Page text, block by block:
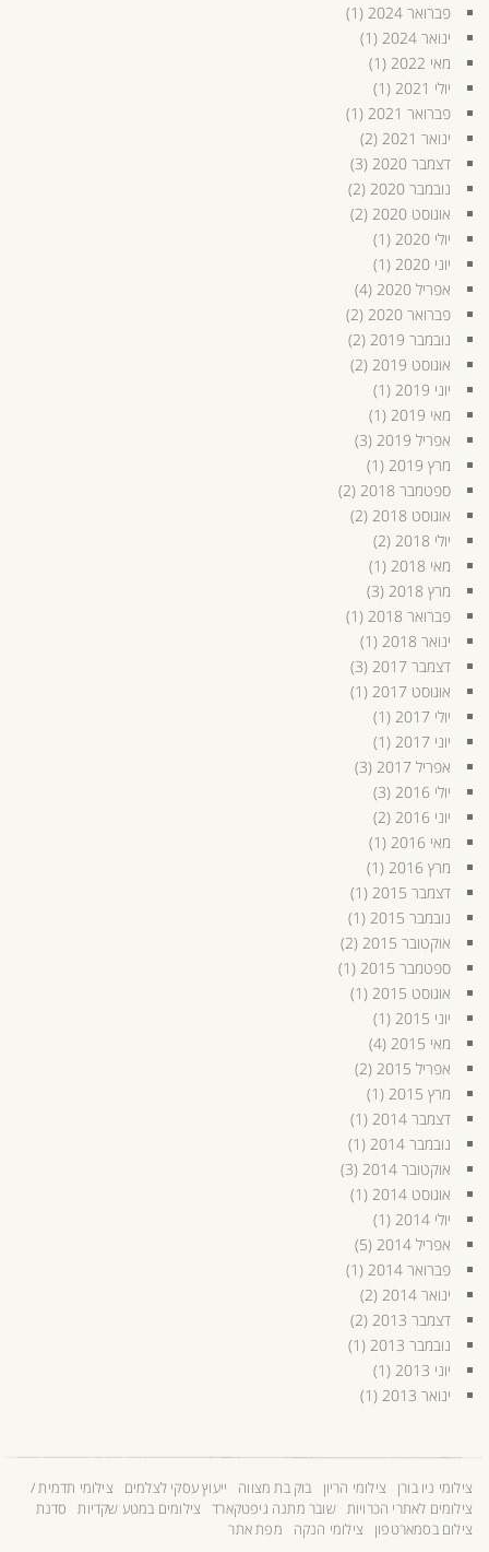
פברואר 2024
(1)
ינואר 2024
(1)
מאי 2022
(1)
יולי 2021
(1)
פברואר 2021
(1)
ינואר 2021
(2)
דצמבר 2020
(3)
נובמבר 2020
(2)
אוגוסט 2020
(2)
יולי 2020
(1)
יוני 2020
(1)
אפריל 2020
(4)
פברואר 2020
(2)
נובמבר 2019
(2)
אוגוסט 2019
(2)
יוני 2019
(1)
מאי 2019
(1)
אפריל 2019
(3)
מרץ 2019
(1)
ספטמבר 2018
(2)
אוגוסט 2018
(2)
יולי 2018
(2)
מאי 2018
(1)
מרץ 2018
(3)
פברואר 2018
(1)
ינואר 2018
(1)
דצמבר 2017
(3)
אוגוסט 2017
(1)
יולי 2017
(1)
יוני 2017
(1)
אפריל 2017
(3)
יולי 2016
(3)
יוני 2016
(2)
מאי 2016
(1)
מרץ 2016
(1)
דצמבר 2015
(1)
נובמבר 2015
(1)
אוקטובר 2015
(2)
ספטמבר 2015
(1)
אוגוסט 2015
(1)
יוני 2015
(1)
מאי 2015
(4)
אפריל 2015
(2)
מרץ 2015
(1)
דצמבר 2014
(1)
נובמבר 2014
(1)
אוקטובר 2014
(3)
אוגוסט 2014
(1)
יולי 2014
(1)
אפריל 2014
(5)
פברואר 2014
(1)
ינואר 2014
(2)
דצמבר 2013
(2)
נובמבר 2013
(1)
יוני 2013
(1)
ינואר 2013
(1)
צילומי ניו בורן צילומי הריון בוק בת מצווה ייעוץ עסקי לצלמים
צילומי תדמית /
צילומים לאתרי הכרויות שובר מתנה גיפטקארד צילומים במטע שקדיות
סדנת
צילום בסמארטפון
צילומי הנקה מפת אתר